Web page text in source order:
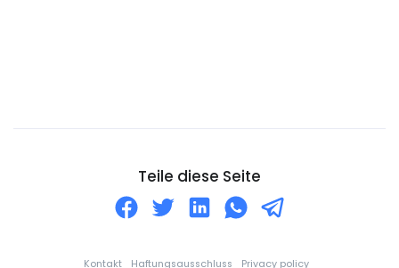
Elfenbeinküste
Teile diese Seite
Kontakt Haftungsausschluss Privacy policy